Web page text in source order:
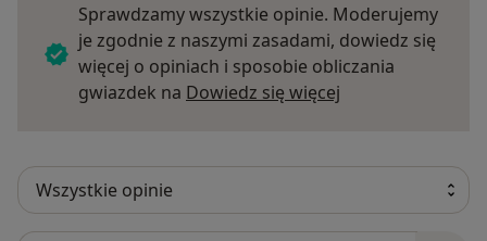
Sprawdzamy wszystkie opinie. Moderujemy
je zgodnie z naszymi zasadami, dowiedz się
więcej o opiniach i sposobie obliczania
gwiazdek na Dowiedz się więcej